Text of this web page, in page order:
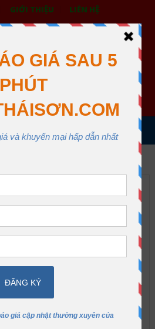
GIỚI THIỆU LIÊN HỆ
ĐỘNG THÁI SƠN
THÁI SƠN QUẬN 12
Search
ho lao dong
chọn mua quần áo bảo hộ
ty Thái Sơn xin đưa ra một số